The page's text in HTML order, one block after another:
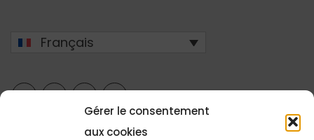
Gérer le consentement
aux cookies
Français